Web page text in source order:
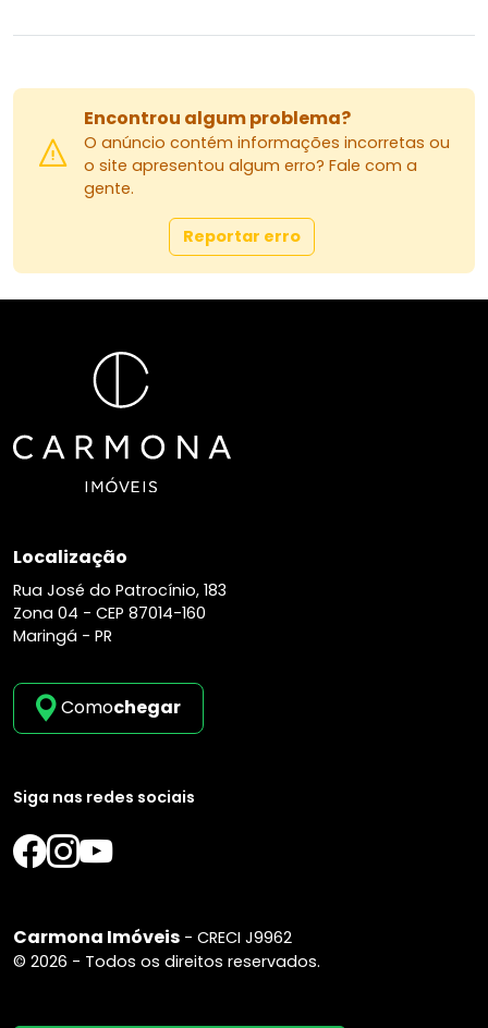
Encontrou algum problema?
O anúncio contém informações incorretas ou
o site apresentou algum erro? Fale com a
gente.
Reportar erro
Localização
Rua José do Patrocínio, 183
Zona 04 - CEP 87014-160
Maringá - PR
Comochegar
Siga nas redes sociais
Carmona Imóveis - CRECI J9962
© 2026 - Todos os direitos reservados.